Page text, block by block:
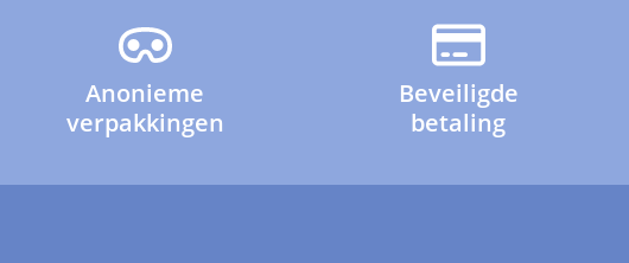
Anonieme
verpakkingen
Beveiligde
betaling